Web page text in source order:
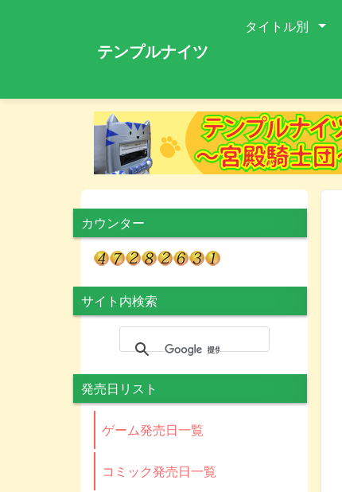
テンプルナイツ
タイトル別
カウンター
サイト内検索
発売日リスト
ゲーム発売日一覧
コミック発売日一覧